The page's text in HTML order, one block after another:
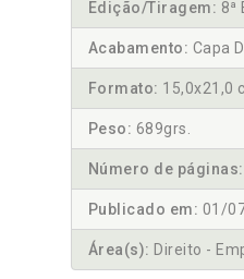
Edição/Tiragem: 8ª
Acabamento: Capa
Formato: 15,0x21,0
Peso: 689grs.
Número de páginas:
Publicado em: 01/
Área(s): Direito -